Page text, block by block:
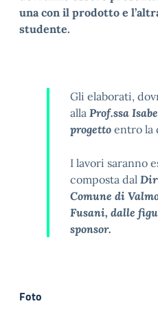
una con il prodotto e
studente.
Gli elaborati,
alla Prof.ssa
progetto entro la
I lavori saranno
composta dal
Comune di
Fusani, dalle
sponsor.
Foto